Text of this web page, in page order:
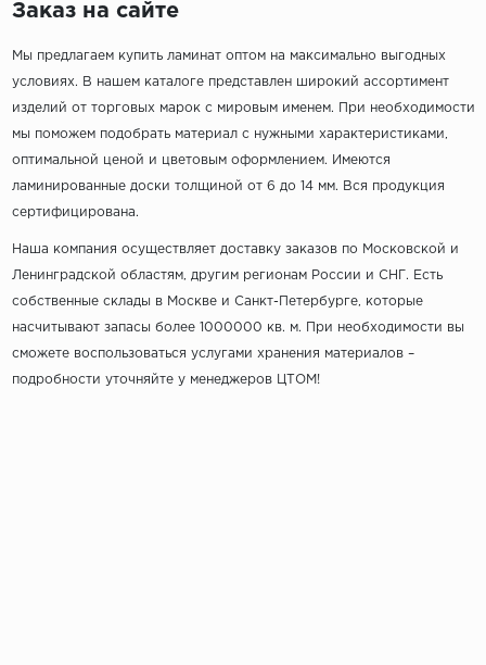
Заказ на сайте
Мы предлагаем купить ламинат оптом на максимально выгодных
условиях. В нашем каталоге представлен широкий ассортимент
изделий от торговых марок с мировым именем. При необходимости
мы поможем подобрать материал с нужными характеристиками,
оптимальной ценой и цветовым оформлением. Имеются
ламинированные доски толщиной от 6 до 14 мм. Вся продукция
сертифицирована.
Наша компания осуществляет доставку заказов по Московской и
Ленинградской областям, другим регионам России и СНГ. Есть
собственные склады в Москве и Санкт-Петербурге, которые
насчитывают запасы более 1000000 кв. м. При необходимости вы
сможете воспользоваться услугами хранения материалов –
подробности уточняйте у менеджеров ЦТОМ!